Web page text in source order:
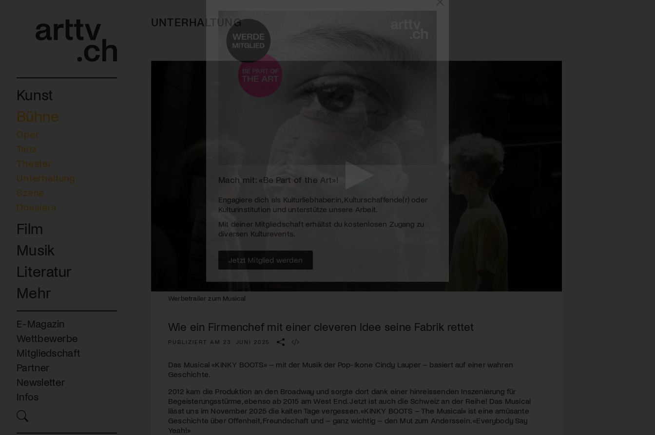
Kunst
Bühne
Oper
Tanz
Theater
Unterhaltung
Szene
Dossiers
Film
Musik
Literatur
Mehr
E-Magazin
Wettbewerbe
Mitgliedschaft
Partner
Newsletter
Infos
UNTERHALTUNG
seconds
secondsVolume
Werbetrailer zum Musical
Wie ein Firmenchef mit einer cleveren Idee seine Fabrik rettet
PUBLIZIERT AM 23. JUNI 2025
Das Musical «KINKY BOOTS» – mit der Musik der Pop-Ikone Cindy Lauper – basiert auf einer wahren
Geschichte.
2012 kam die Produktion an den Broadway und sorgte dort dank einer hinreissenden Inszenierung für
Begeisterungsstürme, ebenso ab 2015 am West End. Jetzt ist auch die Schweiz an der Reihe! Das Musical
lässt uns im November 2025 die kalten Tage vergessen. «KINKY BOOTS – The Musical» ist eine amüsante
Geschichte über Offenheit, Freundschaft und – ganz wichtig – den Mut zum Anderssein. «Everybody Say
Yeah!»
Mach mit: «Be Part of the Art»!
Kulturinstitution und unterstütze unsere Arbeit.
diversen Kulturevents.